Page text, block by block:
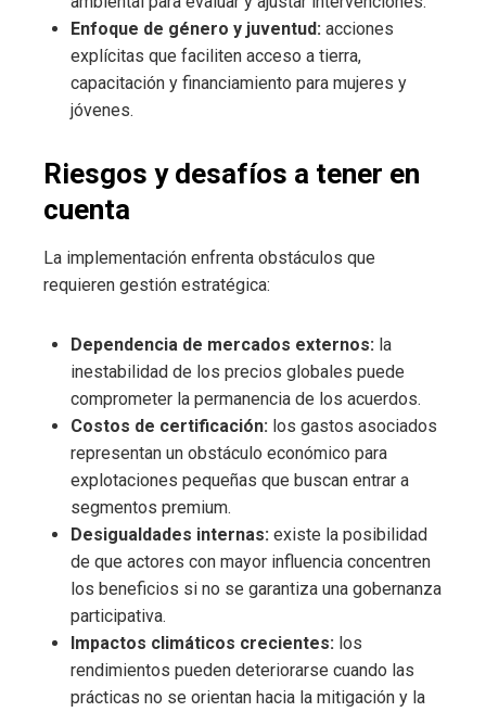
Enfoque de género y juventud: acciones
explícitas que faciliten acceso a tierra,
capacitación y financiamiento para mujeres y
jóvenes.
Riesgos y desafíos a tener en
cuenta
La implementación enfrenta obstáculos que
requieren gestión estratégica:
Dependencia de mercados externos: la
inestabilidad de los precios globales puede
comprometer la permanencia de los acuerdos.
Costos de certificación: los gastos asociados
representan un obstáculo económico para
explotaciones pequeñas que buscan entrar a
segmentos premium.
Desigualdades internas: existe la posibilidad
de que actores con mayor influencia concentren
los beneficios si no se garantiza una gobernanza
participativa.
Impactos climáticos crecientes: los
rendimientos pueden deteriorarse cuando las
prácticas no se orientan hacia la mitigación y la